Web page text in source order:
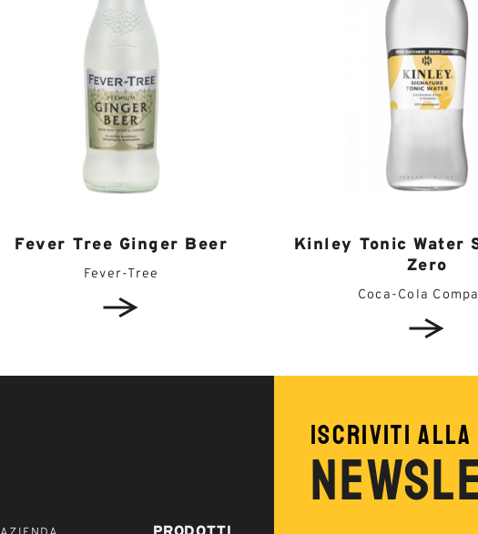
Fever Tree Ginger Beer
Fever-Tree
Kinley Tonic Water
Zero
Coca-Cola
ISCRIVITI ALLA